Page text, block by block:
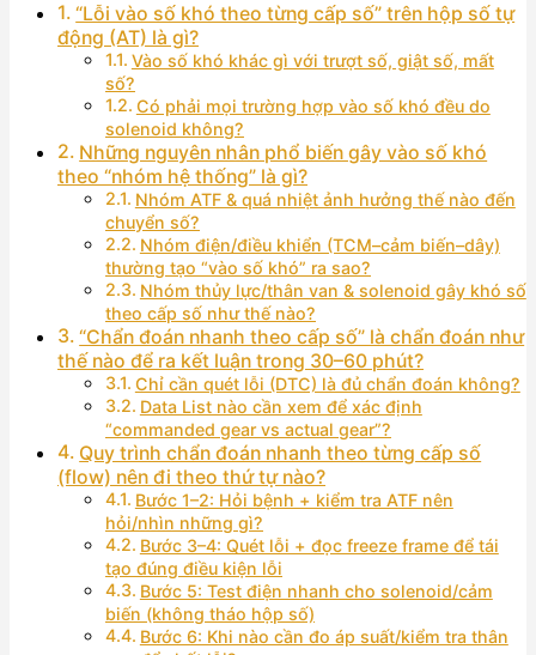
“Lỗi vào số khó theo từng cấp số” trên hộp số tự
động (AT) là gì?
Vào số khó khác gì với trượt số, giật số, mất
số?
Có phải mọi trường hợp vào số khó đều do
solenoid không?
Những nguyên nhân phổ biến gây vào số khó
theo “nhóm hệ thống” là gì?
Nhóm ATF & quá nhiệt ảnh hưởng thế nào đến
chuyển số?
Nhóm điện/điều khiển (TCM–cảm biến–dây)
thường tạo “vào số khó” ra sao?
Nhóm thủy lực/thân van & solenoid gây khó số
theo cấp số như thế nào?
“Chẩn đoán nhanh theo cấp số” là chẩn đoán như
thế nào để ra kết luận trong 30–60 phút?
Chỉ cần quét lỗi (DTC) là đủ chẩn đoán không?
Data List nào cần xem để xác định
“commanded gear vs actual gear”?
Quy trình chẩn đoán nhanh theo từng cấp số
(flow) nên đi theo thứ tự nào?
Bước 1–2: Hỏi bệnh + kiểm tra ATF nên
hỏi/nhìn những gì?
Bước 3–4: Quét lỗi + đọc freeze frame để tái
tạo đúng điều kiện lỗi
Bước 5: Test điện nhanh cho solenoid/cảm
biến (không tháo hộp số)
Bước 6: Khi nào cần đo áp suất/kiểm tra thân